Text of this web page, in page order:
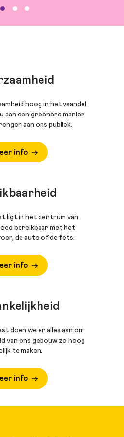
hoog in het vaandel
aan een groenere manier
aan ons publiek.
info
ligt in het centrum van
bereikbaar met het
de auto of de fiets.
info
doen we er alles aan om
van ons gebouw zo hoog
te maken.
info